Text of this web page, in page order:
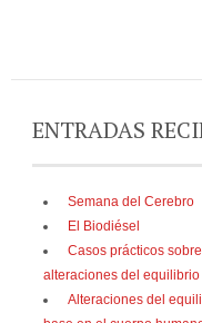
ENTRADAS
Semana del Cerebro
El Biodiésel
Casos prácticos sobre
alteraciones del
Alteraciones del